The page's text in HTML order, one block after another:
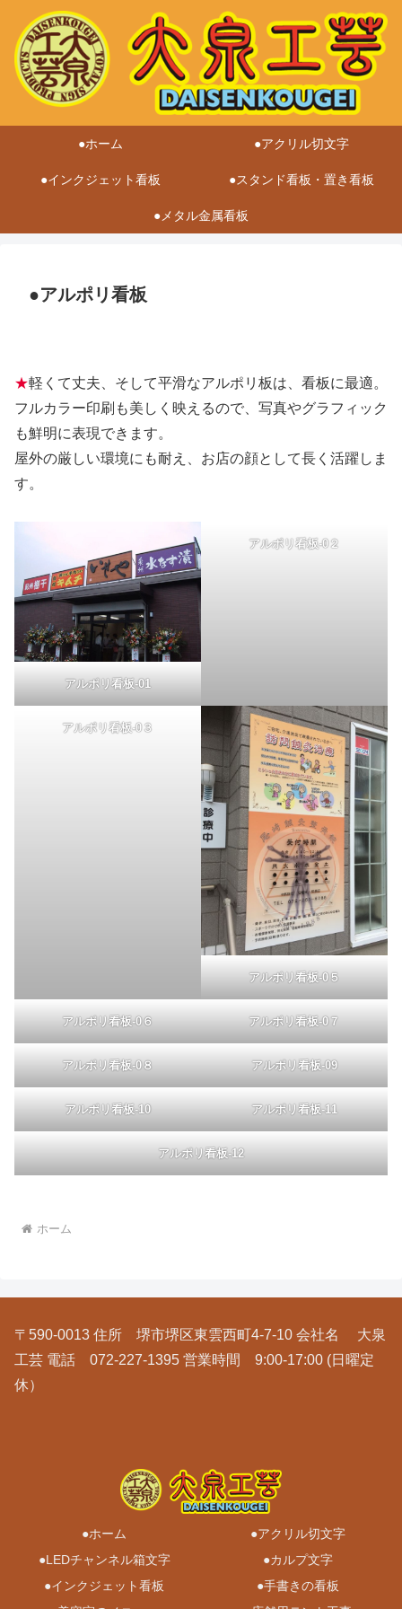
●ホーム ●アクリル切文字
●インクジェット看板 ●スタンド看板・置き看板
●メタル金属看板
●アルポリ看板
★軽くて丈夫、そして平滑なアルポリ板は、看板に最適。
フルカラー印刷も美しく映えるので、写真やグラフィック
も鮮明に表現できます。
屋外の厳しい環境にも耐え、お店の顔として長く活躍しま
す。
アルポリ看板-01
アルポリ看板-0２
アルポリ看板-0３
アルポリ看板-0５
アルポリ看板-0６ アルポリ看板-0７
アルポリ看板-0８ アルポリ看板-09
アルポリ看板-10 アルポリ看板-11
アルポリ看板-12
ホーム
〒590-0013 住所 堺市堺区東雲西町4-7-10 会社名 大泉
工芸 電話 072-227-1395 営業時間 9:00-17:00 (日曜定
休）
●ホーム
●アクリル切文字
●LEDチャンネル箱文字
●カルプ文字
●インクジェット看板
●手書きの看板